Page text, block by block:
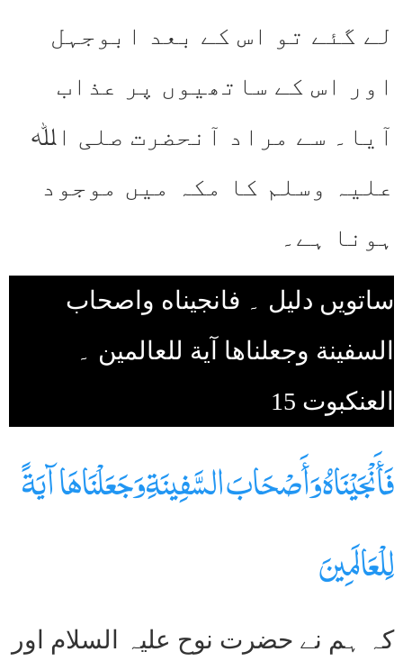
لے گئے تو اس کے بعد ابوجہل
اور اس کے ساتھیوں پر عذاب
آیا۔ سے مراد آنحضرت صلی اﷲ
علیہ وسلم کا مکہ میں موجود
ہونا ہے۔
ساتویں دلیل ۔ فانجيناه واصحاب
السفينة وجعلناها آية للعالمين ۔
العنکبوت 15
فَأَنْجَيْنَاهُ وَأَصْحَابَ السَّفِينَةِ وَجَعَلْنَاهَا آيَةً
لِلْعَالَمِينَ
کہ ہم نے حضرت نوح علیہ السلام اور